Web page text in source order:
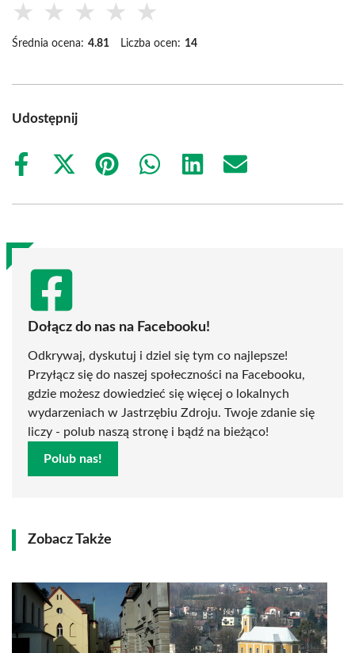
★ ★ ★ ★ ★
Średnia ocena: 4.81 Liczba ocen: 14
Udostępnij
Share
Share
(Twitter)
Share
Share
Share
Share
Dołącz do nas na Facebooku!
Odkrywaj, dyskutuj i dziel się tym co najlepsze!
Przyłącz się do naszej społeczności na Facebooku,
gdzie możesz dowiedzieć się więcej o lokalnych
wydarzeniach w Jastrzębiu Zdroju. Twoje zdanie się
liczy - polub naszą stronę i bądź na bieżąco!
Polub nas!
Zobacz Także